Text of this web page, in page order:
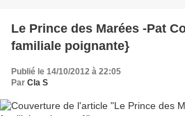
Le Prince des Marées -Pat
familiale poignante}
Publié le 14/10/2012 à 22:05
Par Cla S